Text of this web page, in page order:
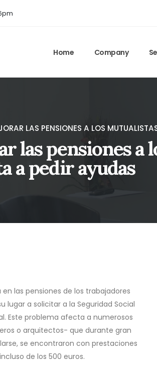
Home Company
LAS PENSIONES A LOS
las pensiones a
a pedir ayudas
las pensiones de los trabajadores
lugar a solicitar a la Seguridad Social
Este problema afecta a numerosos
o arquitectos- que durante gran
se encontraron con prestaciones
de los 500 euros.